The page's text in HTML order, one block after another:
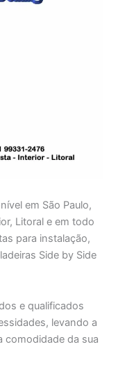
em São Paulo,
Litoral e em todo
para instalação,
Side by Side
e qualificados
levando a
comodidade da sua